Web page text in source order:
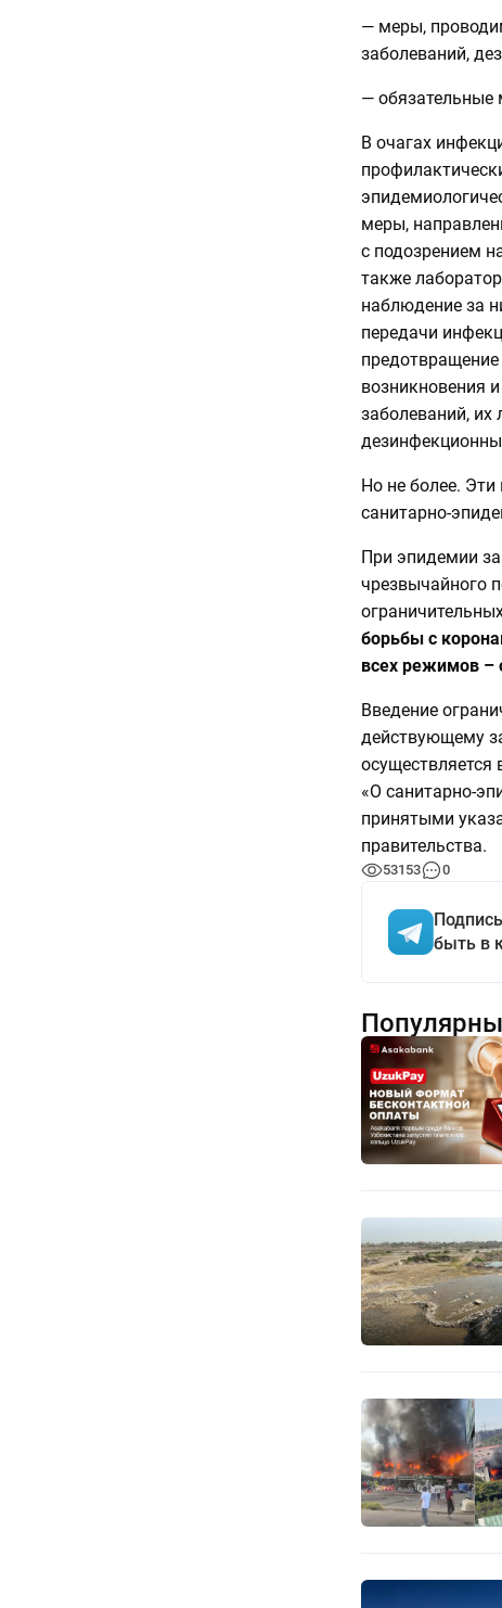
— меры,
заболеваний,
— обязательные
В очагах
меры,
с подозрением
также
наблюдение за
передачи
возникновения
заболеваний, их
Но не более.
санитарно-
При эпидемии
чрезвычайного
борьбы с
всех режимов –
Введение
действующему
осуществляется
«О санитарно-
принятыми
правительства.
53153 0
быть в